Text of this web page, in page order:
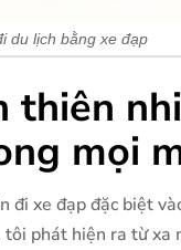
du lịch bằng xe đạp
thiên
mọi
đi xe đạp đặc biệt
phát hiện ra từ xa